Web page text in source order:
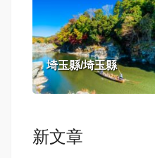
埼玉縣/埼玉縣
新文章